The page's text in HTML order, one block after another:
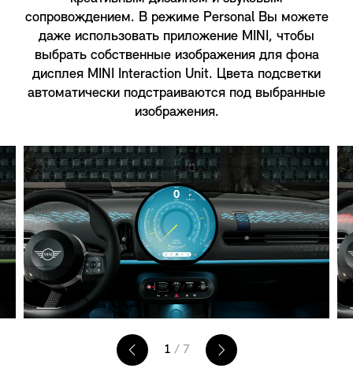
сопровождением. В режиме Personal Вы можете
даже использовать приложение MINI, чтобы
выбрать собственные изображения для фона
дисплея MINI Interaction Unit. Цвета подсветки
автоматически подстраиваются под выбранные
изображения.
1 / 7